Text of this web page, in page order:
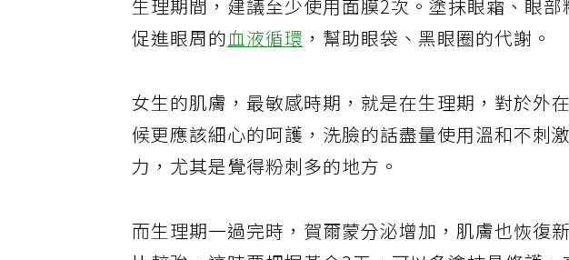
生理期間，建議至少使用面膜2次。塗抹眼霜、眼部
促進眼周的血液循環 ，幫助眼袋、黑眼圈的代謝。
女生的肌膚，最敏感時期，就是在生理期，對於外
候更應該細心的呵護，洗臉的話盡量使用溫和不刺
力，尤其是覺得粉刺多的地方。
而生理期一過完時，賀爾蒙分泌增加，肌膚也恢復